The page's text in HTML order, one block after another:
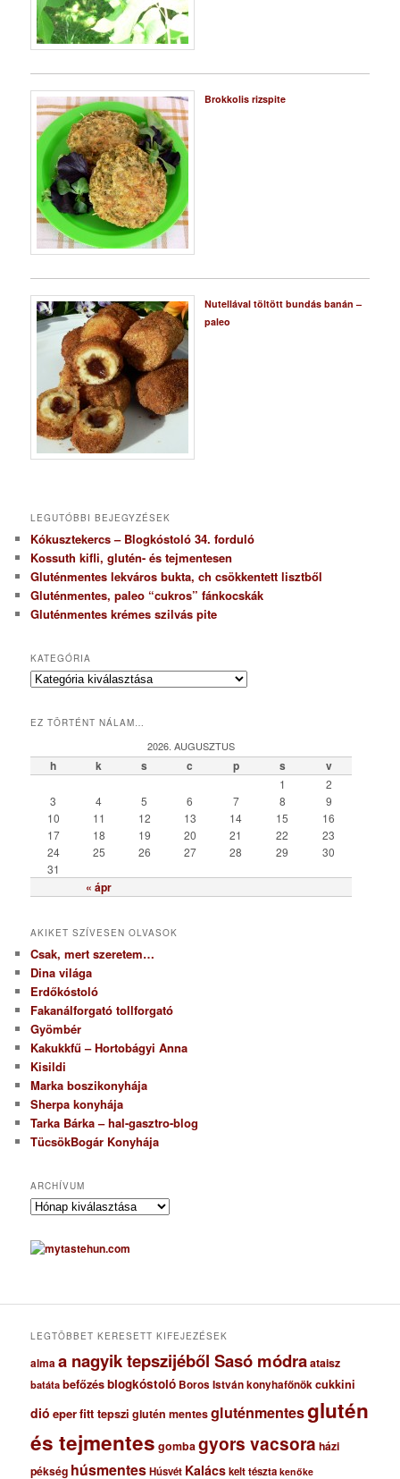
Brokkolis rizspite
Nutellával töltött bundás banán –
paleo
LEGUTÓBBI BEJEGYZÉSEK
Kókusztekercs – Blogkóstoló 34. forduló
Kossuth kifli, glutén- és tejmentesen
Gluténmentes lekváros bukta, ch csökkentett lisztből
Gluténmentes, paleo “cukros” fánkocskák
Gluténmentes krémes szilvás pite
KATEGÓRIA
K
e
r
EZ TÖRTÉNT NÁLAM…
2026. AUGUSZTUS
h k s c p s v
« ápr
1
2
3
4 5 6 7 8
9
10
11 12 13 14 15
16
17
18 19 20 21 22
23
24
25 26 27 28 29
30
31
AKIKET SZÍVESEN OLVASOK
Csak, mert szeretem…
Dina világa
Erdőkóstoló
Fakanálforgató tollforgató
Gyömbér
Kakukkfű – Hortobágyi Anna
Kisildi
Marka boszikonyhája
Sherpa konyhája
Tarka Bárka – hal-gasztro-blog
TücsökBogár Konyhája
ARCHÍVUM
A
c
h
u
LEGTÖBBET KERESETT KIFEJEZÉSEK
almaa nagyik tepszijéből Sasó módraataisz
batáta befőzésblogkóstoló Boros István konyhafőnökcukkini
dió eperfitt tepszi glutén mentesgluténmentesglutén
és tejmentes gombagyors vacsora házi
pékség húsmentesHúsvét Kalácskelt tészta kenőke